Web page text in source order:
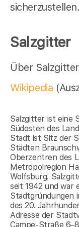
sicherzustellen.
Salzgitter
Über
Wikipedia
Salzgitter ist eine
Südosten des
Stadt ist Sitz der
Städten
Oberzentren des
Metropolregion
Wolfsburg.
seit 1942 und war
Stadtgründungen
des 20.
Adresse der
Campe-Straße